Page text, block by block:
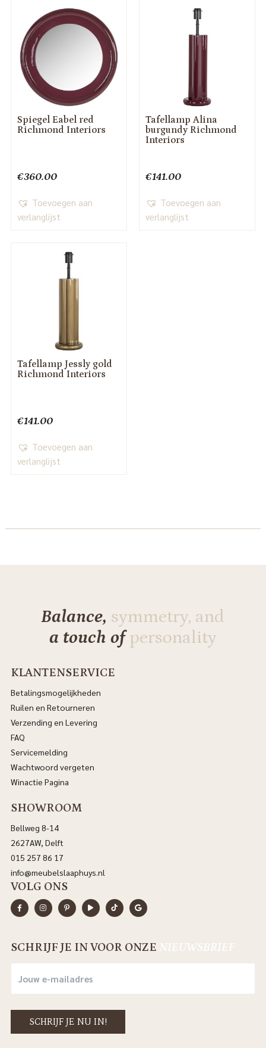
Spiegel Eabel red
Richmond Interiors
€360.00
Toevoegen aan
verlanglijst
Tafellamp Alina
burgundy Richmond
Interiors
€141.00
Toevoegen aan
verlanglijst
Tafellamp Jessly gold
Richmond Interiors
€141.00
Toevoegen aan
verlanglijst
Balance, symmetry, and
a touch ofpersonality
KLANTENSERVICE
Betalingsmogelijkheden
Ruilen en Retourneren
Verzending en Levering
FAQ
Servicemelding
Wachtwoord vergeten
Winactie Pagina
SHOWROOM
Bellweg 8-14
2627AW, Delft
015 257 86 17
info@meubelslaaphuys.nl
VOLG ONS
SCHRIJF JE IN VOOR ONZE NIEUWSBRIEF